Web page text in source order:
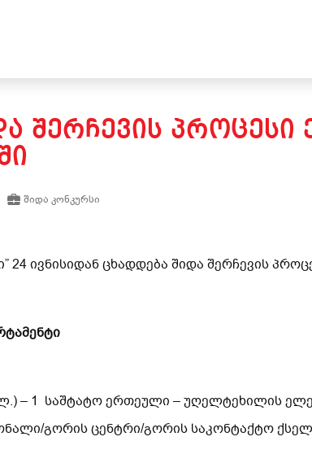
ᲨᲔᲠᲩᲔᲕᲘᲡ
შიდა კონკურსი
24 ივნისიდან ცხადდება შიდა შერჩევის
– 1 საშტატო ერთეული – უღელტეხილის
გორის ცენტრი/გორის საკონტაქტო